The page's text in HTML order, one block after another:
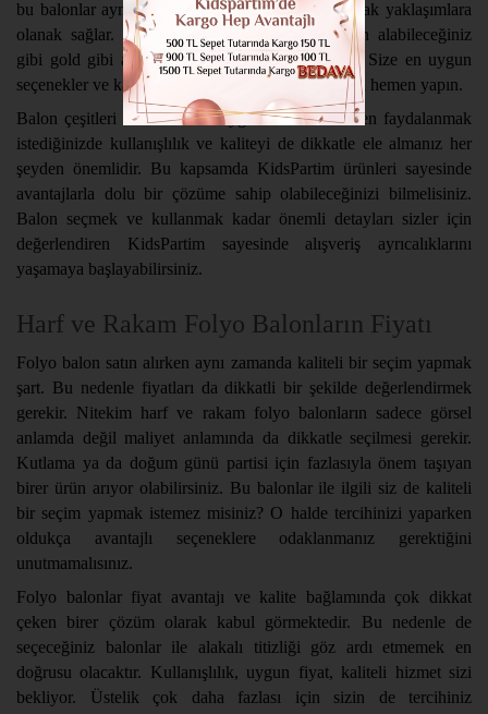
bu balonlar aynı zamanda kaliteyi de öne çıkaracak yaklaşımlara
olanak sağlar. Gümüş renkli folyo balonlar satın alabileceğiniz
gibi gold gibi alternatiflere de odaklanabilirsiniz. Size en uygun
seçenekler ve kalite odaklı çözümler için tercihinizi hemen yapın.
Balon çeşitleri arasında size uygun bir alternatiften faydalanmak
istediğinizde kullanışlılık ve kaliteyi de dikkatle ele almanız her
şeyden önemlidir. Bu kapsamda KidsPartim ürünleri sayesinde
avantajlarla dolu bir çözüme sahip olabileceğinizi bilmelisiniz.
Balon seçmek ve kullanmak kadar önemli detayları sizler için
değerlendiren KidsPartim sayesinde alışveriş ayrıcalıklarını
yaşamaya başlayabilirsiniz.
Harf ve Rakam Folyo Balonların Fiyatı
Folyo balon satın alırken aynı zamanda kaliteli bir seçim yapmak
şart. Bu nedenle fiyatları da dikkatli bir şekilde değerlendirmek
gerekir. Nitekim harf ve rakam folyo balonların sadece görsel
anlamda değil maliyet anlamında da dikkatle seçilmesi gerekir.
Kutlama ya da doğum günü partisi için fazlasıyla önem taşıyan
birer ürün arıyor olabilirsiniz. Bu balonlar ile ilgili siz de kaliteli
bir seçim yapmak istemez misiniz? O halde tercihinizi yaparken
oldukça avantajlı seçeneklere odaklanmanız gerektiğini
unutmamalısınız.
Folyo balonlar fiyat avantajı ve kalite bağlamında çok dikkat
çeken birer çözüm olarak kabul görmektedir. Bu nedenle de
seçeceğiniz balonlar ile alakalı titizliği göz ardı etmemek en
doğrusu olacaktır. Kullanışlılık, uygun fiyat, kaliteli hizmet sizi
bekliyor. Üstelik çok daha fazlası için sizin de tercihiniz